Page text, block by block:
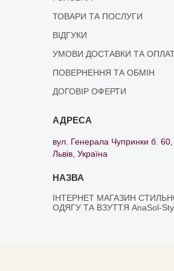
ТОВАРИ ТА ПОСЛУГИ
ВІДГУКИ
УМОВИ ДОСТАВКИ ТА
ПОВЕРНЕННЯ ТА ОБМІН
ДОГОВІР ОФЕРТИ
вул. Генерала Чупринки б. 60,
Львів, Україна
ІНТЕРНЕТ МАГАЗИН
ОДЯГУ ТА ВЗУТТЯ AnaSol-